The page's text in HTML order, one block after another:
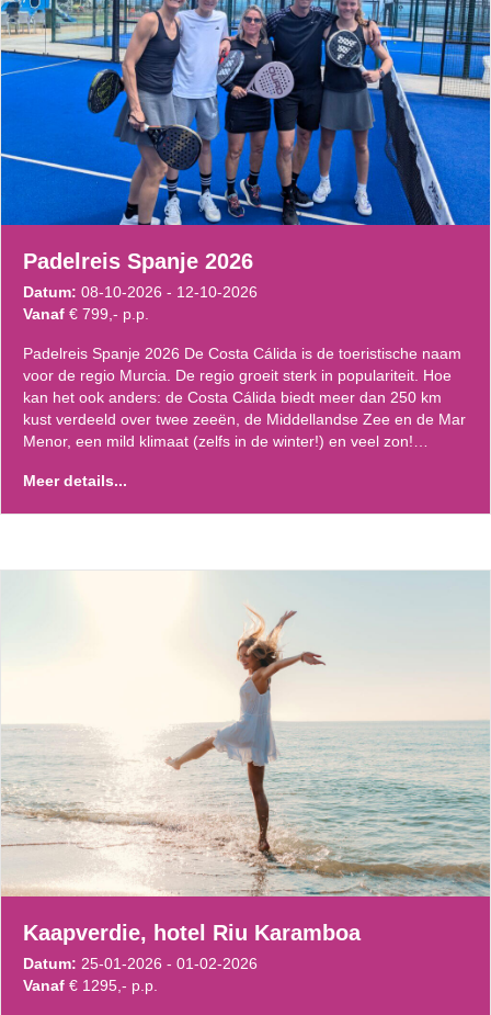
Padelreis Spanje 2026
Datum: 08-10-2026 - 12-10-2026
Vanaf € 799,- p.p.
Padelreis Spanje 2026 De Costa Cálida is de toeristische naam
voor de regio Murcia. De regio groeit sterk in populariteit. Hoe
kan het ook anders: de Costa Cálida biedt meer dan 250 km
kust verdeeld over twee zeeën, de Middellandse Zee en de Mar
Menor, een mild klimaat (zelfs in de winter!) en veel zon!…
Meer details...
Kaapverdie, hotel Riu Karamboa
Datum: 25-01-2026 - 01-02-2026
Vanaf € 1295,- p.p.